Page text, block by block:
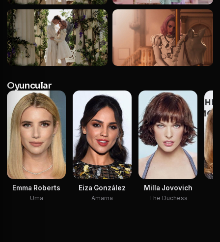
Oyuncular
Emma Roberts
Uma
Eiza González
Amarna
Milla Jovovich
The Duchess